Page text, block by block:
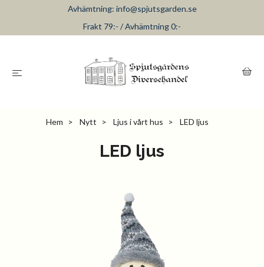
Avhämtning: info@spjutsgarden.se
Frakt 79:- / Avhämtning 0:-
Hem Nytt Ljus i vårt hus LED ljus
LED ljus